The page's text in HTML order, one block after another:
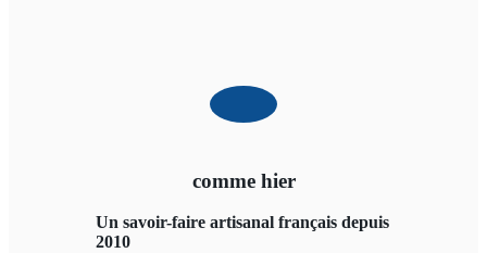
comme hier
Un savoir-faire artisanal français depuis
2010